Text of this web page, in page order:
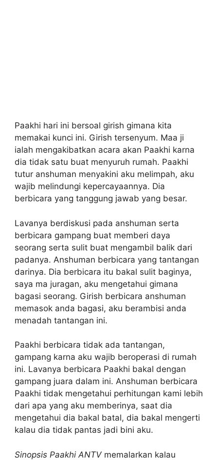
Paakhi hari ini bersoal girish gimana kita
memakai kunci ini. Girish tersenyum. Maa ji
ialah mengakibatkan acara akan Paakhi karna
dia tidak satu buat menyuruh rumah. Paakhi
tutur anshuman menyakini aku melimpah, aku
wajib melindungi kepercayaannya. Dia
berbicara yang tanggung jawab yang besar.
Lavanya berdiskusi pada anshuman serta
berbicara gampang buat memberi daya
seorang serta sulit buat mengambil balik dari
padanya. Anshuman berbicara yang tantangan
darinya. Dia berbicara itu bakal sulit baginya,
saya ma juragan, aku mengetahui gimana
bagasi seorang. Girish berbicara anshuman
memasok anda bagasi, aku berambisi anda
menadah tantangan ini.
Paakhi berbicara tidak ada tantangan,
gampang karna aku wajib beroperasi di rumah
ini. Lavanya berbicara Paakhi bakal dengan
gampang juara dalam ini. Anshuman berbicara
Paakhi tidak mengetahui perhitungan kami lebih
dari apa yang aku memberinya, saat dia
mengetahui dia bakal batal, dia bakal mengerti
kalau dia tidak pantas jadi bini aku.
Sinopsis Paakhi ANTV memalarkan kalau